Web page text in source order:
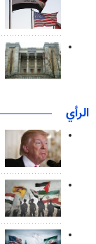
الرأي